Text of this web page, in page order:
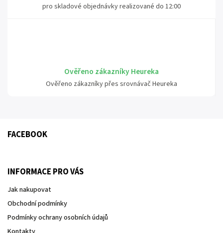
pro skladové objednávky realizované do 12:00
Ověřeno zákazníky Heureka
Ověřeno zákazníky přes srovnávač Heureka
FACEBOOK
INFORMACE PRO VÁS
Jak nakupovat
Obchodní podmínky
Podmínky ochrany osobních údajů